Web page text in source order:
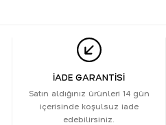
İADE GARANTİSİ
Satın aldığınız ürünleri 14 gün
içerisinde koşulsuz iade
edebilirsiniz.